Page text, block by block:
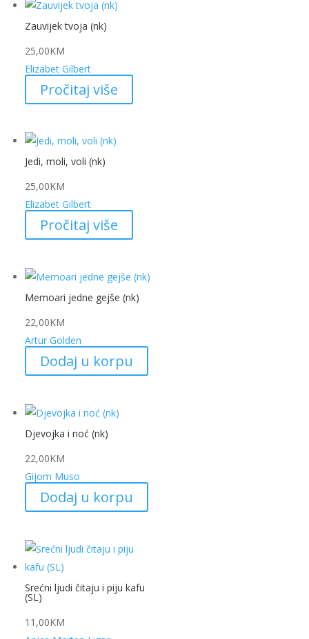
Zauvijek tvoja (nk)
25,00KM
Elizabet Gilbert
Pročitaj više
Jedi, moli, voli (nk)
25,00KM
Elizabet Gilbert
Pročitaj više
Memoari jedne gejše (nk)
22,00KM
Artur Golden
Dodaj u korpu
Djevojka i noć (nk)
22,00KM
Gijom Muso
Dodaj u korpu
Srećni ljudi čitaju i piju kafu
(SL)
11,00KM